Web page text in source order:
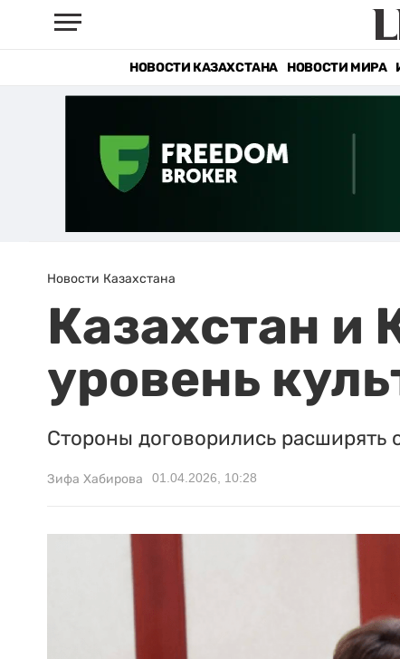
НОВОСТИ КАЗАХСТАНА НОВОСТИ МИРА
Новости Казахстана
Казахстан и
уровень
Стороны договорились расширять
Зифа Хабирова 01.04.2026, 10:28